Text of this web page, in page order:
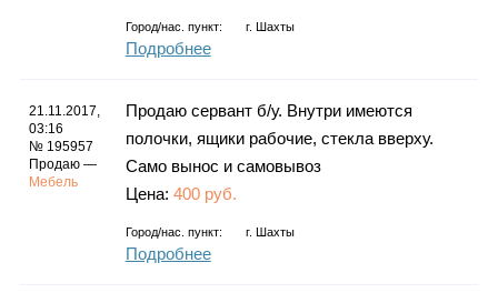
Город/нас. пункт: г. Шахты
Подробнее
21.11.2017,
03:16
№ 195957
Продаю —
Мебель
Продаю сервант б/у. Внутри имеются
полочки, ящики рабочие, стекла вверху.
Само вынос и самовывоз
Цена: 400 руб.
Город/нас. пункт: г. Шахты
Подробнее